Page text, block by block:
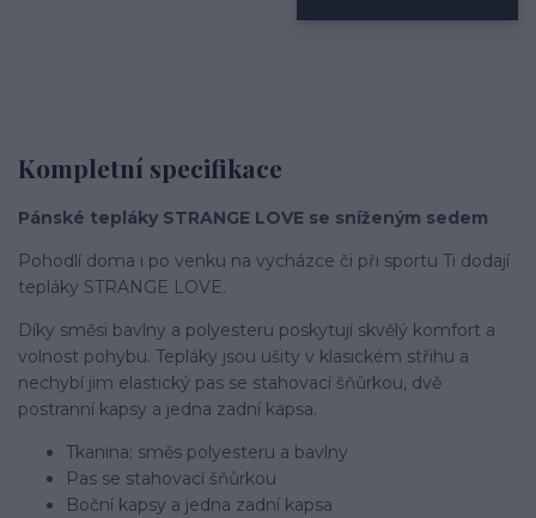
Kompletní specifikace
Pánské tepláky STRANGE LOVE se sníženým sedem
Pohodlí doma i po venku na vycházce či při sportu Ti dodají
tepláky STRANGE LOVE.
Díky směsi bavlny a polyesteru poskytují skvělý komfort a
volnost pohybu. Tepláky jsou ušity v klasickém střihu a
nechybí jim elastický pas se stahovací šňůrkou, dvě
postranní kapsy a jedna zadní kapsa.
Tkanina: směs polyesteru a bavlny
Pas se stahovací šňůrkou
Boční kapsy a jedna zadní kapsa